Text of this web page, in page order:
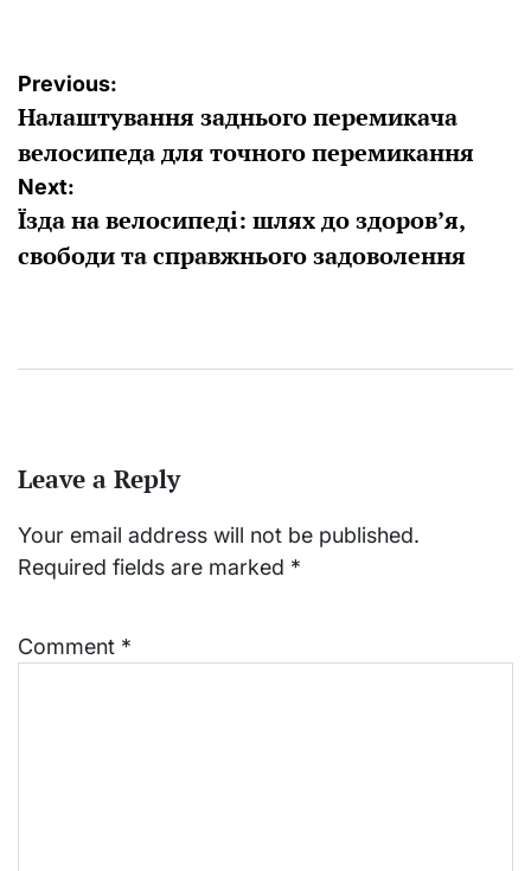
Post
navigation
Previous:
Налаштування заднього перемикача
велосипеда для точного перемикання
Next:
Їзда на велосипеді: шлях до здоров’я,
свободи та справжнього задоволення
Leave a Reply
Your email address will not be published.
Required fields are marked *
Comment *